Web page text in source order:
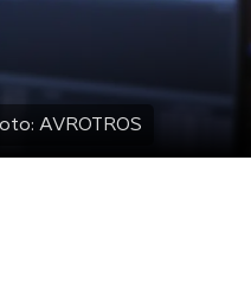
AVROTROS